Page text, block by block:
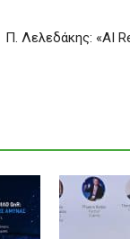
Π. Λελεδάκης: «AI